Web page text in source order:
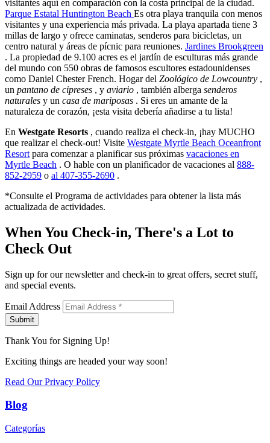
visitantes aquí en comparación con la costa principal de la ciudad.
Parque Estatal Huntington Beach Es otra playa tranquila con menos
visitantes y una experiencia más privada. La playa apartada tiene 3
millas de largo y ofrece caminatas, senderos para bicicletas, un
centro natural y áreas de pícnic para reuniones. Jardines Brookgreen
. La propiedad de 9.100 acres es el jardín de esculturas más grande
del mundo con 550 obras de famosos escultores estadounidenses
como Daniel Chester French. Hogar del Zoológico de Lowcountry ,
un pantano de cipreses , y aviario , también alberga senderos
naturales y un casa de mariposas . Si eres un amante de la
naturaleza de corazón, ¡esta visita debería añadirse a tu lista!
En Westgate Resorts , cuando realiza el check-in, ¡hay MUCHO
que realizar el check-out! Visite Westgate Myrtle Beach Oceanfront
Resort para comenzar a planificar sus próximas vacaciones en
Myrtle Beach . O hable con un planificador de vacaciones al 888-
852-2959 o al 407-355-2690 .
*Consulte el Programa de actividades para obtener la lista más
actualizada de actividades.
When You Check-in, There's a Lot to
Check Out
Sign up for our newsletter and check-in to great offers, secret stuff,
and special events.
Email Address
Submit
Thank You for Signing Up!
Exciting things are headed your way soon!
Read Our Privacy Policy
Blog
Categorías